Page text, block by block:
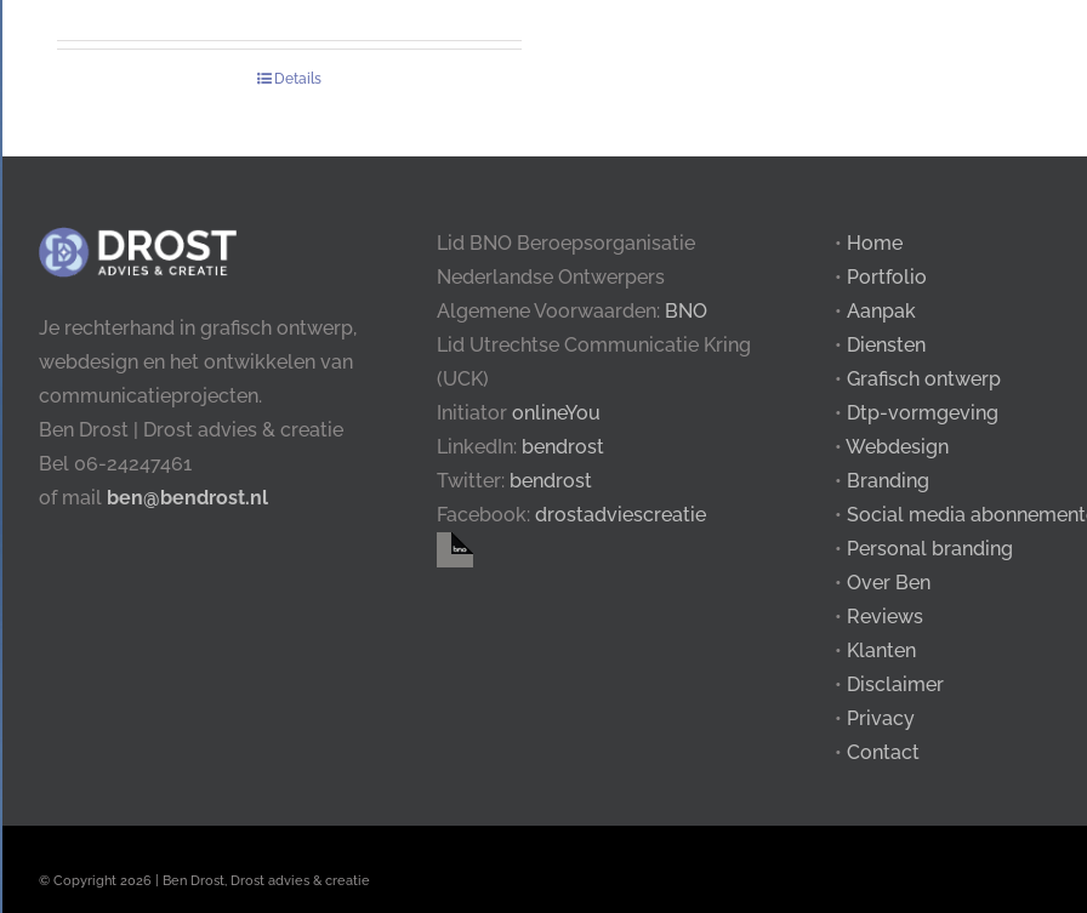
Details
Je rechterhand in grafisch ontwerp,
webdesign en het ontwikkelen van
communicatieprojecten.
Ben Drost | Drost advies & creatie
Bel 06-24247461
of mail ben@bendrost.nl
Lid BNO Beroepsorganisatie
Nederlandse Ontwerpers
Algemene Voorwaarden: BNO
Lid Utrechtse Communicatie Kring
(UCK)
Initiator onlineYou
LinkedIn: bendrost
Twitter: bendrost
Facebook: drostadviescreatie
• Home
• Portfolio
• Aanpak
• Diensten
• Grafisch ontwerp
• Dtp-vormgeving
• Webdesign
• Branding
• Social media
• Personal branding
• Over Ben
• Reviews
• Klanten
• Disclaimer
• Privacy
• Contact
© Copyright 2026 | Ben Drost, Drost advies & creatie